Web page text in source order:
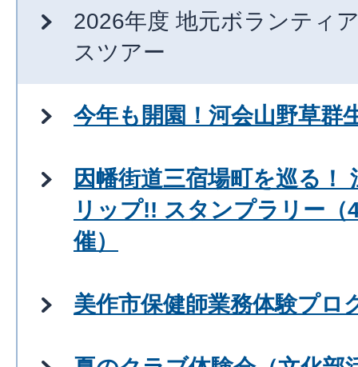
2026年度 地元ボランティ
スツアー
今年も開園！河会山野草群
因幡街道三宿場町を巡る！
リップ!! スタンプラリー（
催）
美作市保健師業務体験プロ